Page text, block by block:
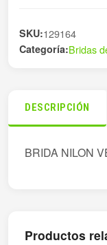
SKU:129164
Categoría:Bridas
DESCRIPCIÓN
BRIDA NILON
Productos